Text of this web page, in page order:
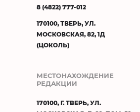
8 (4822) 777-012
170100, ТВЕРЬ, УЛ.
МОСКОВСКАЯ, 82, 1Д
(ЦОКОЛЬ)
МЕСТОНАХОЖДЕНИЕ
РЕДАКЦИИ
170100, Г. ТВЕРЬ, УЛ.